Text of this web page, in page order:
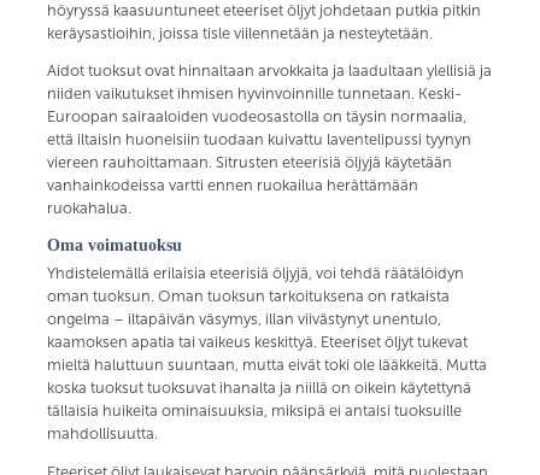
höyryssä kaasuuntuneet eteeriset öljyt johdetaan putkia pitkin
keräysastioihin, joissa tisle viilennetään ja nesteytetään.
Aidot tuoksut ovat hinnaltaan arvokkaita ja laadultaan ylellisiä ja
niiden vaikutukset ihmisen hyvinvoinnille tunnetaan. Keski-
Euroopan sairaaloiden vuodeosastolla on täysin normaalia,
että iltaisin huoneisiin tuodaan kuivattu laventelipussi tyynyn
viereen rauhoittamaan. Sitrusten eteerisiä öljyjä käytetään
vanhainkodeissa vartti ennen ruokailua herättämään
ruokahalua.
Oma voimatuoksu
Yhdistelemällä erilaisia eteerisiä öljyjä, voi tehdä räätälöidyn
oman tuoksun. Oman tuoksun tarkoituksena on ratkaista
ongelma – iltapäivän väsymys, illan viivästynyt unentulo,
kaamoksen apatia tai vaikeus keskittyä. Eteeriset öljyt tukevat
mieltä haluttuun suuntaan, mutta eivät toki ole lääkkeitä. Mutta
koska tuoksut tuoksuvat ihanalta ja niillä on oikein käytettynä
tällaisia huikeita ominaisuuksia, miksipä ei antaisi tuoksuille
mahdollisuutta.